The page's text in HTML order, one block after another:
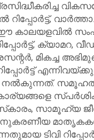
റിപ്പോര്‍ട്ട്,
ഈ കാലയളവില്‍
ക്യാമറ,
മികച്ച
സാമൂഹ്യ
ടിവി